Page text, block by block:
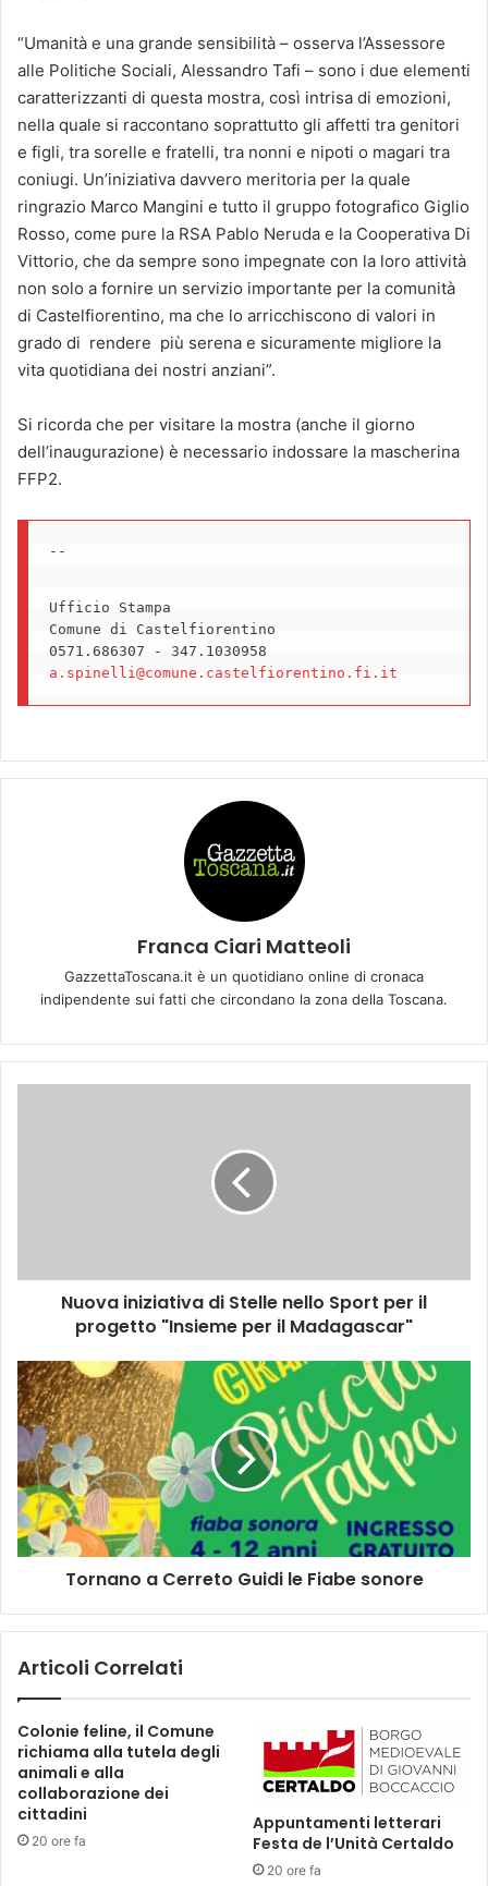
“Umanità e una grande sensibilità – osserva l’Assessore
alle Politiche Sociali, Alessandro Tafi – sono i due elementi
caratterizzanti di questa mostra, così intrisa di emozioni,
nella quale si raccontano soprattutto gli affetti tra genitori
e figli, tra sorelle e fratelli, tra nonni e nipoti o magari tra
coniugi. Un’iniziativa davvero meritoria per la quale
ringrazio Marco Mangini e tutto il gruppo fotografico Giglio
Rosso, come pure la RSA Pablo Neruda e la Cooperativa Di
Vittorio, che da sempre sono impegnate con la loro attività
non solo a fornire un servizio importante per la comunità
di Castelfiorentino, ma che lo arricchiscono di valori in
grado di rendere più serena e sicuramente migliore la
vita quotidiana dei nostri anziani”.
Si ricorda che per visitare la mostra (anche il giorno
dell’inaugurazione) è necessario indossare la mascherina
FFP2.
Ufficio Stampa
Comune di Castelfiorentino
a.spinelli@comune.castelfiorentino.fi.it
Franca Ciari Matteoli
GazzettaToscana.it è un quotidiano online di cronaca
indipendente sui fatti che circondano la zona della Toscana.
z
i
v
a
i
S
t
e
l
S
p
o
r
p
Nuova iniziativa di Stelle nello Sport per il
progetto "Insieme per il Madagascar"
T
o
r
a
n
o
a
C
t
u
i
d
Tornano a Cerreto Guidi le Fiabe sonore
Articoli Correlati
Colonie feline, il Comune
richiama alla tutela degli
animali e alla
collaborazione dei
cittadini
20 ore fa
Appuntamenti letterari
Festa de l’Unità Certaldo
20 ore fa